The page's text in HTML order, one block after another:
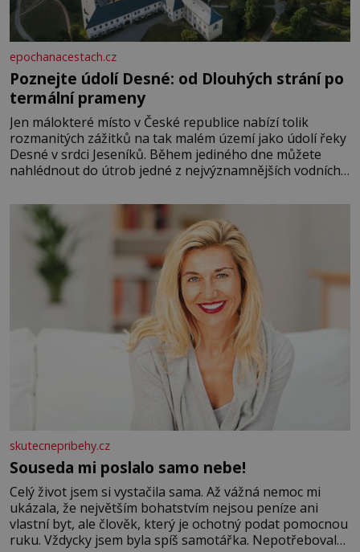
epochanacestach.cz
Poznejte údolí Desné: od Dlouhých strání po
termální prameny
Jen málokteré místo v České republice nabízí tolik
rozmanitých zážitků na tak malém území jako údolí řeky
Desné v srdci Jeseníků. Během jediného dne můžete
nahlédnout do útrob jedné z nejvýznamnějších vodních
se na koloběžce a den zakončit poznáváním památek ve
Velkých Losinách nebo v termálním
skutecnepribehy.cz
Souseda mi poslalo samo nebe!
Celý život jsem si vystačila sama. Až vážná nemoc mi
ukázala, že největším bohatstvím nejsou peníze ani
vlastní byt, ale člověk, který je ochotný podat pomocnou
ruku. Vždycky jsem byla spíš samotářka. Nepotřebovala